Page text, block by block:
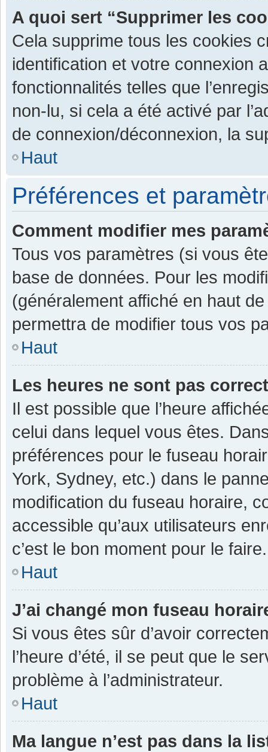
A quoi sert “Supprimer les
Cela supprime tous les cookies
identification et votre connexion
fonctionnalités telles que
non-lu, si cela a été activé par
de connexion/déconnexion, la
Haut
Préférences et
Comment modifier mes
Tous vos paramètres (si vous
base de données. Pour les
(généralement affiché en haut
permettra de modifier tous vos
Haut
Les heures ne sont pas
Il est possible que l’heure
celui dans lequel vous êtes.
préférences pour le fuseau
York, Sydney, etc.) dans le
modification du fuseau horaire,
accessible qu’aux utilisateurs
c’est le bon moment pour le faire.
Haut
J’ai changé mon fuseau
Si vous êtes sûr d’avoir
l’heure d’été, il se peut que le
problème à l’administrateur.
Haut
Ma langue n’est pas dans la